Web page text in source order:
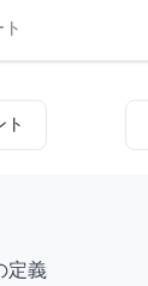
ト
定義